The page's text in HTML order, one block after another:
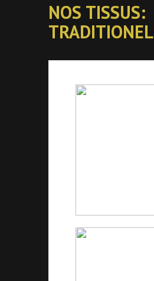
NOS TISSUS:
TRADITIONEL